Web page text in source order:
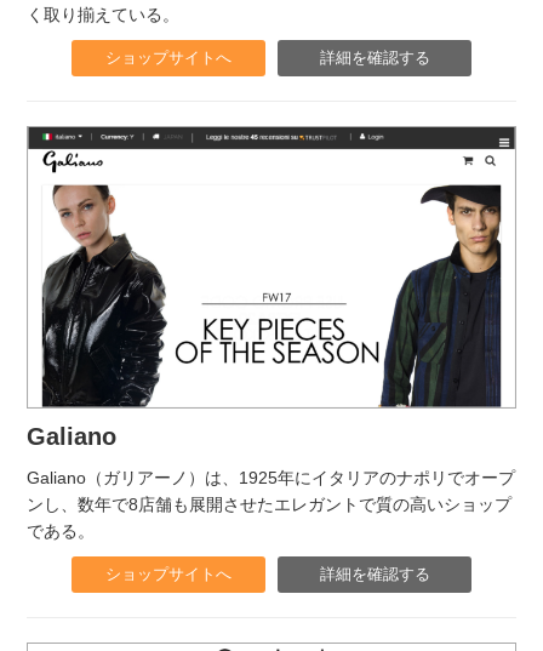
く取り揃えている。
ショップサイトへ 詳細を確認する
Galiano
Galiano（ガリアーノ）は、1925年にイタリアのナポリでオープ
ンし、数年で8店舗も展開させたエレガントで質の高いショップ
である。
ショップサイトへ 詳細を確認する